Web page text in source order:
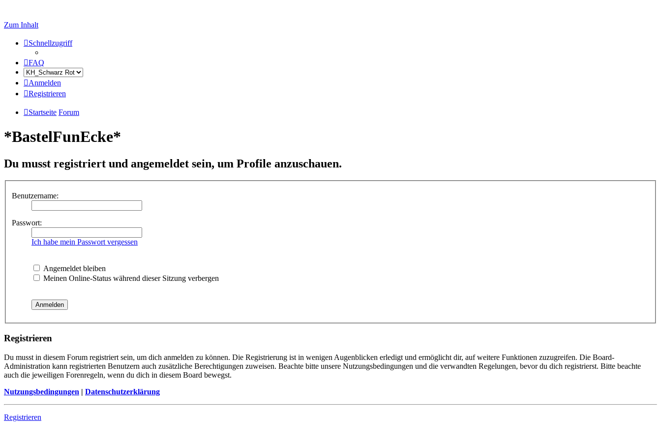
Zum Inhalt
Schnellzugriff
FAQ
Anmelden
Registrieren
Startseite Forum
*BastelFunEcke*
Du musst registriert und angemeldet sein, um Profile anzuschauen.
Benutzername:
Passwort:
Ich habe mein Passwort vergessen
Angemeldet bleiben
Meinen Online-Status während dieser Sitzung verbergen
Registrieren
Du musst in diesem Forum registriert sein, um dich anmelden zu können. Die Registrierung ist in wenigen Augenblicken erledigt und ermöglicht dir, auf weitere Funktionen zuzugreifen. Die Board-
Administration kann registrierten Benutzern auch zusätzliche Berechtigungen zuweisen. Beachte bitte unsere Nutzungsbedingungen und die verwandten Regelungen, bevor du dich registrierst. Bitte beachte
auch die jeweiligen Forenregeln, wenn du dich in diesem Board bewegst.
Nutzungsbedingungen | Datenschutzerklärung
Registrieren